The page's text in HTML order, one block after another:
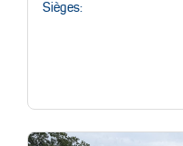
Sièges: